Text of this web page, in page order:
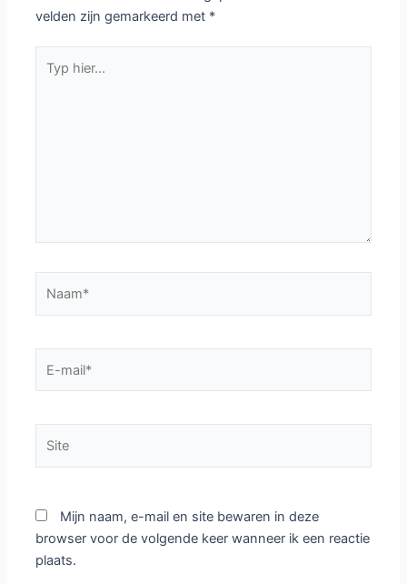
velden zijn gemarkeerd met *
hier...
mail*
Mijn naam, e-mail en site bewaren in deze
browser voor de volgende keer wanneer ik een reactie
plaats.